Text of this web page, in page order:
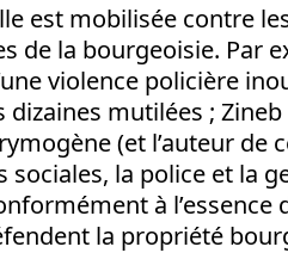
est mobilisée contre
de la bourgeoisie. Par
violence policière
dizaines mutilées ;
(et l’auteur de
sociales, la police et la
à l’essence
la propriété